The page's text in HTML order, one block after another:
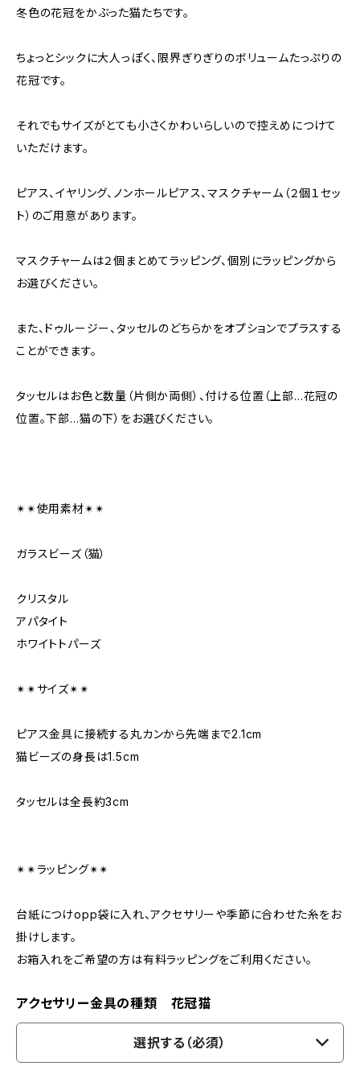
冬色の花冠をかぶった猫たちです。
ちょっとシックに大人っぽく、限界ぎりぎりのボリュームたっぷりの
花冠です。
それでもサイズがとても小さくかわいらしいので控えめにつけて
いただけます。
ピアス、イヤリング、ノンホールピアス、マスクチャーム（２個１セッ
ト）のご用意があります。
マスクチャームは２個まとめてラッピング、個別にラッピングから
お選びください。
また、ドゥルージー、タッセルのどちらかをオプションでプラスする
ことができます。
タッセルはお色と数量（片側か両側）、付ける位置（上部…花冠の
位置。下部…猫の下）をお選びください。
✴︎✴︎使用素材✴︎✴︎
ガラスビーズ（猫）
クリスタル
アパタイト
ホワイトトパーズ
✴︎✴︎サイズ✴︎✴︎
ピアス金具に接続する丸カンから先端まで2.1cm
猫ビーズの身長は1.5cm
タッセルは全長約3cm
✴︎✴︎ラッピング✴︎✴︎
台紙につけopp袋に入れ、アクセサリーや季節に合わせた糸をお
掛けします。
お箱入れをご希望の方は有料ラッピングをご利用ください。
アクセサリー金具の種類 花冠猫
選択する（必須）